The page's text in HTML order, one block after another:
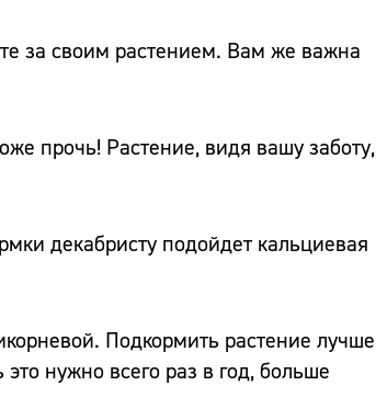
за своим растением. Вам же важна
прочь! Растение, видя вашу заботу,
декабристу подойдет кальциевая
Подкормить растение лучше
нужно всего раз в год, больше